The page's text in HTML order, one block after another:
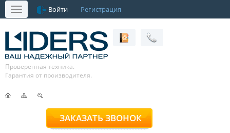
Меню Войти Регистрация
Проверенная техника.
Гарантия от производителя.
ЗАКАЗАТЬ ЗВОНОК